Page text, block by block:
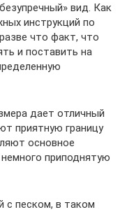
вид. Как
инструкций по
что факт, что
и поставить на
дает отличный
приятную границу
основное
приподнятую
с песком, в таком